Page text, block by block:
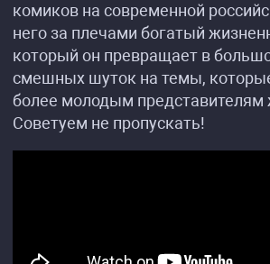
комиков на современной
него за плечами богатый
который он превращает в
смешных шуток на темы,
более молодым представителям
Советуем не пропускать!